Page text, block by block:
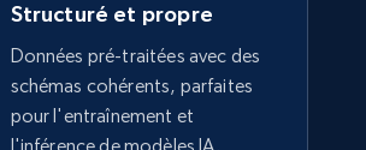
151+ Buy Now
Structuré et propre
Données pré-traitées avec des
schémas cohérents, parfaites
pour l'entraînement et